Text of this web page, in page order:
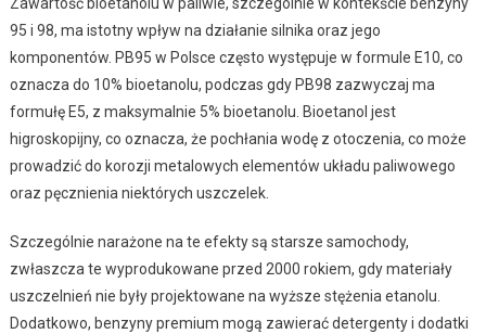
95 i 98, ma istotny wpływ na działanie silnika oraz jego
komponentów. PB95 w Polsce często występuje w formule E10, co
oznacza do 10% bioetanolu, podczas gdy PB98 zazwyczaj ma
formułę E5, z maksymalnie 5% bioetanolu. Bioetanol jest
higroskopijny, co oznacza, że pochłania wodę z otoczenia, co może
prowadzić do korozji metalowych elementów układu paliwowego
oraz pęcznienia niektórych uszczelek.
Szczególnie narażone na te efekty są starsze samochody,
zwłaszcza te wyprodukowane przed 2000 rokiem, gdy materiały
uszczelnień nie były projektowane na wyższe stężenia etanolu.
Dodatkowo, benzyny premium mogą zawierać detergenty i dodatki